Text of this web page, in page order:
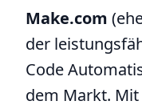
Make.com
der
Code
dem Markt.